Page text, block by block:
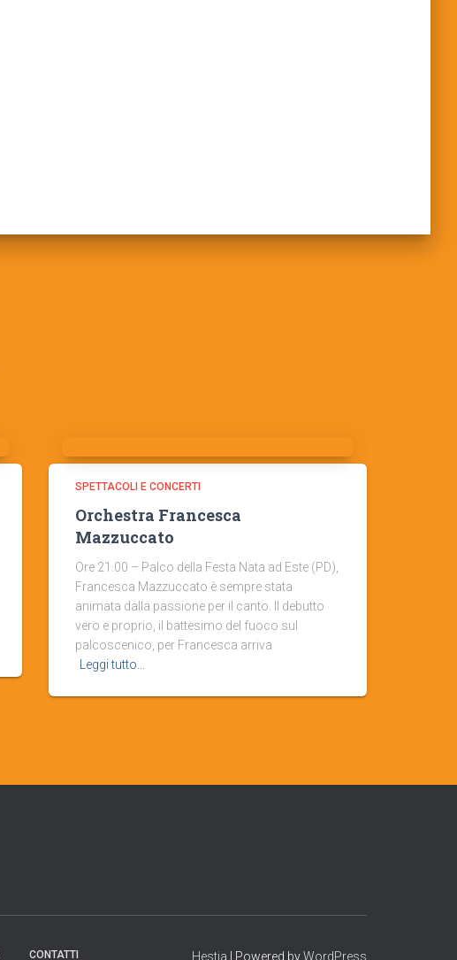
SPETTACOLI E CONCERTI
Orchestra Francesca
Mazzuccato
Ore 21.00 – Palco della Festa Nata ad Este (PD),
Francesca Mazzuccato è sempre stata
animata dalla passione per il canto. Il debutto
vero e proprio, il battesimo del fuoco sul
palcoscenico, per Francesca arriva
Leggi tutto…
CONTATTI Hestia | Powered byWordPress